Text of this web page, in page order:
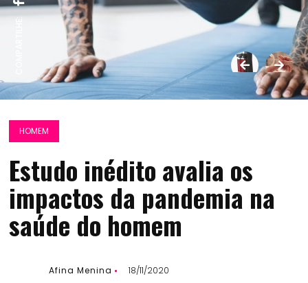
HOMEM
Estudo inédito avalia os
impactos da pandemia na
saúde do homem
Afina Menina 18/11/2020